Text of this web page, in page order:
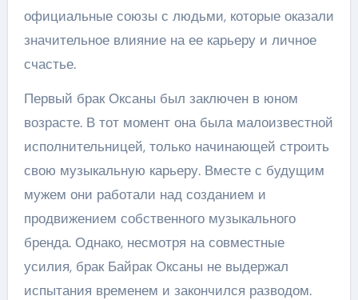
официальные союзы с людьми, которые оказали
значительное влияние на ее карьеру и личное
счастье.
Первый брак Оксаны был заключен в юном
возрасте. В тот момент она была малоизвестной
исполнительницей, только начинающей строить
свою музыкальную карьеру. Вместе с будущим
мужем они работали над созданием и
продвижением собственного музыкального
бренда. Однако, несмотря на совместные
усилия, брак Байрак Оксаны не выдержал
испытания временем и закончился разводом.